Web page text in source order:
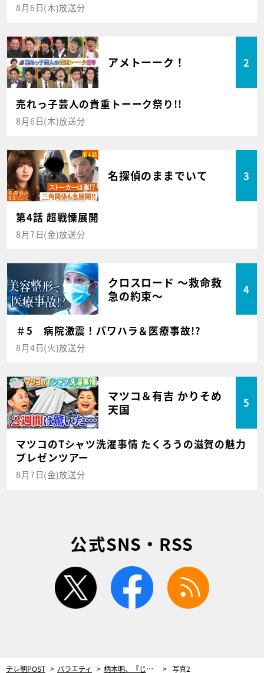
8月6日(木)放送分
アメトーーク！ 2
売れっ子芸人の貴重トーーク祭り!!
8月6日(木)放送分
名探偵のままでいて 3
第4話 超戦慄展開
8月7日(金)放送分
クロスロード ～救命救
急の約束～
4
＃5 病院激震！パワハラ＆医療事故!?
8月4日(火)放送分
マツコ＆有吉 かりそめ
天国
5
マツコのTシャツ洗濯事情 たくろうの滋賀の魅力
プレゼンツアー
8月7日(金)放送分
公式SNS・RSS
twitter facebook
テレ朝POST バラエティ 柄本明、『じゅん散歩』10周年のお祝いに駆けつける！50年来の大親友・高田純次と爆笑散歩 写真2